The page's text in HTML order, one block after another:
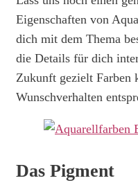
Eigenschaften von
dich mit dem Thema
die Details für dich
Zukunft gezielt Farben
Wunschverhalten
Das Pigment